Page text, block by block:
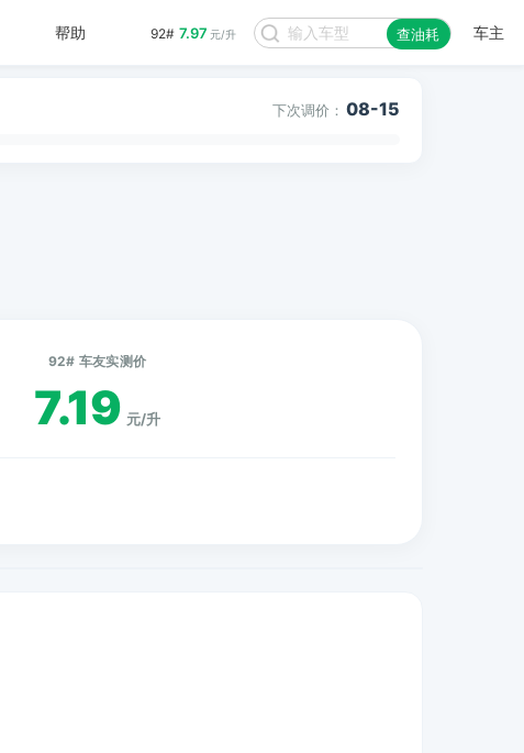
92# 7.97 元/升 查油耗 车主
帮助
下次调价： 08-15
92# 车友实测价
7.19 元/升